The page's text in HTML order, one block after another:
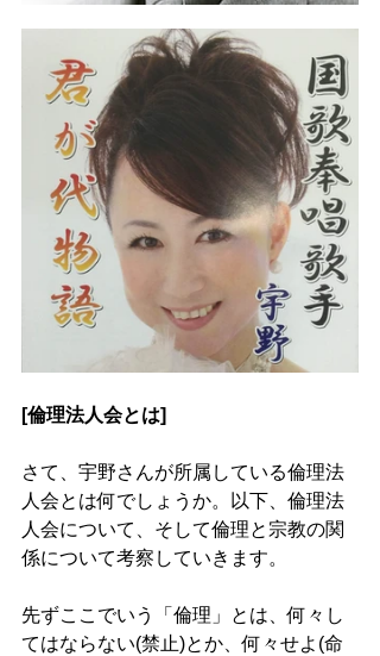
[倫理法人会とは]
さて、宇野さんが所属している倫理法
人会とは何でしょうか。以下、倫理法
人会について、そして倫理と宗教の関
係について考察していきます。
先ずここでいう「倫理」とは、何々し
てはならない(禁止)とか、何々せよ(命